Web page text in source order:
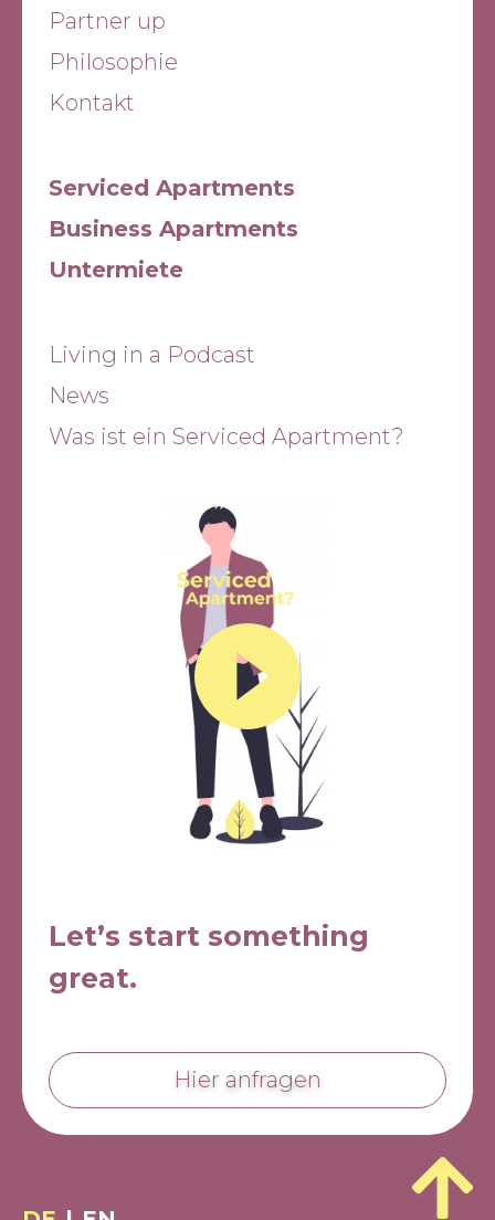
Partner up
Philosophie
Kontakt
Serviced Apartments
Business Apartments
Untermiete
Living in a Podcast
News
Was ist ein Serviced Apartment?
Let’s start something
great.
Hier anfragen